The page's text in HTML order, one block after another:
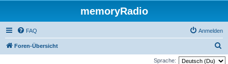
memoryRadio
FAQ Anmelden
Foren-Übersicht
u
Sprache: